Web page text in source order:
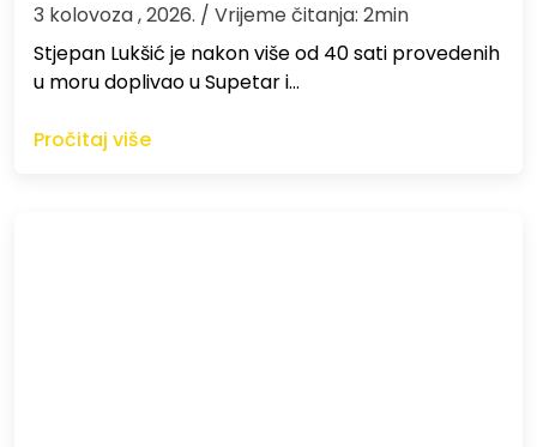
3 kolovoza , 2026. / Vrijeme čitanja: 2min
St​jepan Lukšić je nakon više od 40 sati provedenih
u moru doplivao u Supetar i…
Pročitaj više